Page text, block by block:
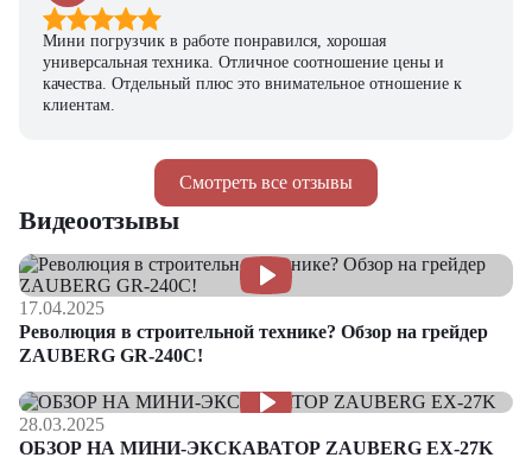
Смотреть все отзывы
Мини погрузчик в работе понравился, хорошая
универсальная техника. Отличное соотношение цены и
качества. Отдельный плюс это внимательное отношение к
клиентам.
Видеоотзывы
17.04.2025
Революция в строительной технике? Обзор на грейдер
ZAUBERG GR-240C!
28.03.2025
ОБЗОР НА МИНИ-ЭКСКАВАТОР ZAUBERG EX-27K